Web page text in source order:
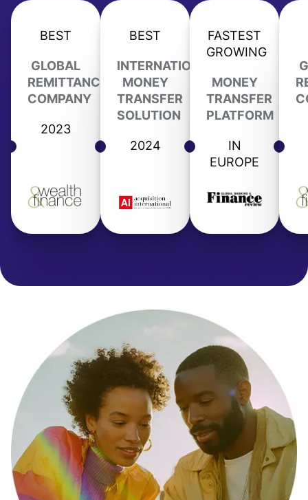
BEST
GLOBAL
REMITTANCE
COMPANY
2023
BEST
INTERNATIONAL
MONEY
TRANSFER
SOLUTION
2024
FASTEST
GROWING
MONEY
TRANSFER
PLATFORM
IN
EUROPE